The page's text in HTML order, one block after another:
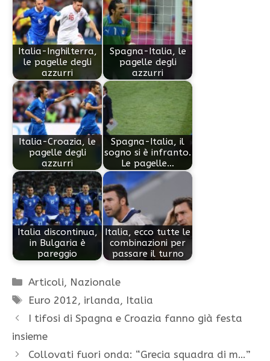
Italia-Inghilterra,
le pagelle degli
azzurri
Spagna-Italia, le
pagelle degli
azzurri
Italia-Croazia, le
pagelle degli
azzurri
Spagna-Italia, il
sogno si è infranto.
Le pagelle…
Italia discontinua,
in Bulgaria è
pareggio
Italia, ecco tutte le
combinazioni per
passare il turno
Categorie
Articoli, Nazionale
Tag
Euro 2012 , irlanda, Italia
I tifosi di Spagna e Croazia fanno già festa
insieme
Collovati fuori onda: “Grecia squadra di m…”